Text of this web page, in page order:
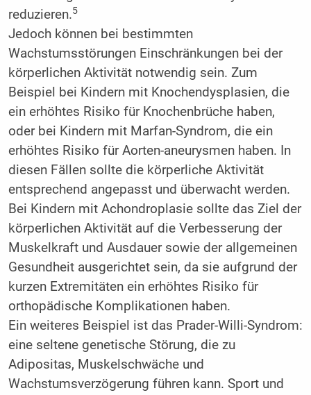
reduzieren.5
Jedoch können bei bestimmten
Wachstumsstörungen Einschränkungen bei der
körperlichen Aktivität notwendig sein. Zum
Beispiel bei Kindern mit Knochendysplasien, die
ein erhöhtes Risiko für Knochenbrüche haben,
oder bei Kindern mit Marfan-Syndrom, die ein
erhöhtes Risiko für Aorten-aneurysmen haben. In
diesen Fällen sollte die körperliche Aktivität
entsprechend angepasst und überwacht werden.
Bei Kindern mit Achondroplasie sollte das Ziel der
körperlichen Aktivität auf die Verbesserung der
Muskelkraft und Ausdauer sowie der allgemeinen
Gesundheit ausgerichtet sein, da sie aufgrund der
kurzen Extremitäten ein erhöhtes Risiko für
orthopädische Komplikationen haben.
Ein weiteres Beispiel ist das Prader-Willi-Syndrom:
eine seltene genetische Störung, die zu
Adipositas, Muskelschwäche und
Wachstumsverzögerung führen kann. Sport und